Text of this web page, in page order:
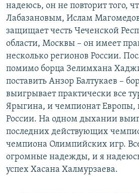
надеюсь, он не повторит того,
Лабазановым, Ислам
защищает честь Чеченской
области, Москвы – он имеет
несколько регионов России.
помимо борца Зелимхана
поставить Анзор Балтукаев –
выигрывает практически все
Ярыгина, и чемпионат Европы,
России. На одном дыхании
последних действующих
чемпиона Олимпийских игр.
огромные надежды, и я
успех Хасана Халмурзаева.